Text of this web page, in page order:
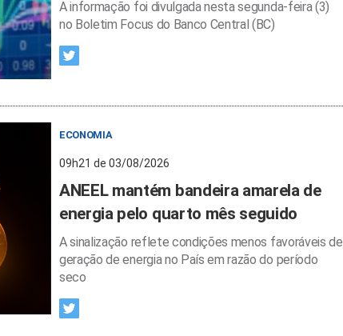
A informação foi divulgada nesta segunda-feira (3)
no Boletim Focus do Banco Central (BC)
ECONOMIA
09h21 de 03/08/2026
ANEEL mantém bandeira amarela de
energia pelo quarto mês seguido
A sinalização reflete condições menos favoráveis de
geração de energia no País em razão do período
seco